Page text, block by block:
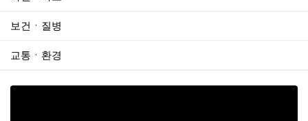
보건ㆍ질병
교통ㆍ환경